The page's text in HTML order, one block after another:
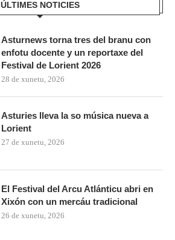
ÚLTIMES NOTICIES
Asturnews torna tres del branu con
enfotu docente y un reportaxe del
Festival de Lorient 2026
28 de xunetu, 2026
Asturies lleva la so música nueva a
Lorient
27 de xunetu, 2026
El Festival del Arcu Atlánticu abri en
Xixón con un mercáu tradicional
26 de xunetu, 2026